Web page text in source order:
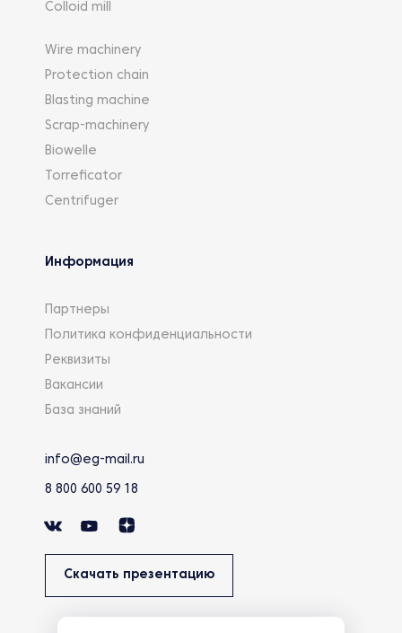
Colloid mill
Wire machinery
Protection chain
Blasting machine
Scrap-machinery
Biowelle
Torreficator
Centrifuger
Информация
Партнеры
Политика конфиденциальности
Реквизиты
Вакансии
База знаний
info@eg-mail.ru
8 800 600 59 18
Скачать презентацию